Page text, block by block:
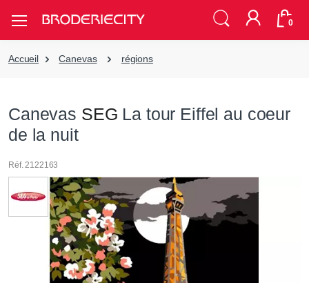
0
Accueil Canevas régions
Canevas SEG La tour Eiffel au coeur
de la nuit
Réf. 2122163